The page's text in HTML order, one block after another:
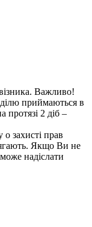
Важливо!
приймаються в
протязі 2 діб –
захисті прав
Якщо Ви не
надіслати